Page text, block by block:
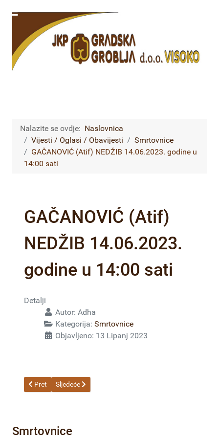
Nalazite se ovdje: Naslovnica
Vijesti / Oglasi / Obavijesti
Smrtovnice
GAČANOVIĆ (Atif) NEDŽIB 14.06.2023. godine u
14:00 sati
GAČANOVIĆ (Atif)
NEDŽIB 14.06.2023.
godine u 14:00 sati
Detalji
Autor: Adha
Kategorija: Smrtovnice
Objavljeno: 13 Lipanj 2023
Prethodni članak: DURAKOVIĆ (Šerif) AMIR 14.06.2023.
Pret Sljedeći članak: NOVALIJA (Bajro) RAMIZ
Sljedeće
Smrtovnice